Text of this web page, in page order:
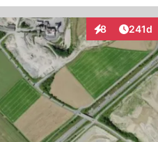
8
Interaktionen
241d